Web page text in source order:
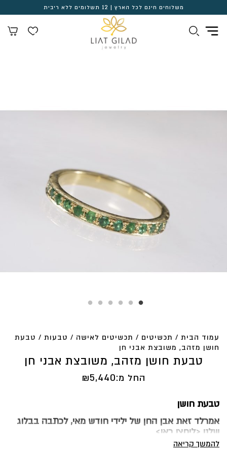
משלוחים חינם לכל הארץ | 12 תשלומים ללא ריבית
עמוד הבית / תכשיטים / תכשיטים לאישה / טבעות / טבעת
חושן מזהב, משובצת אבני חן
טבעת חושן מזהב, משובצת אבני חן
החל מ: ₪5,440
טבעת חושן
אמרלד זאת אבן החן של ילידי חודש מאי, לכתבה בבלוג
שלנו <ליחצו כאן>
להמשך קריאה